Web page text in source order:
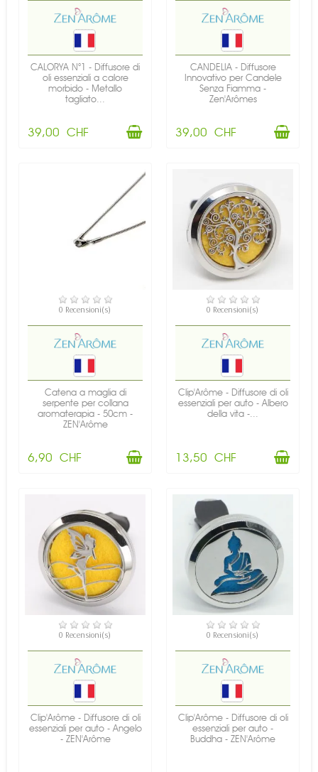
CALORYA N°1 - Diffusore di
oli essenziali a calore
morbido - Metallo
tagliato...
39,00 CHF
CANDELIA - Diffusore
Innovativo per Candele
Senza Fiamma -
Zen'Arômes
39,00 CHF
DISPONIBILE
0 Recensioni(s)
Catena a maglia di
serpente per collana
aromaterapia - 50cm -
ZEN'Arôme
6,90 CHF
DISPONIBILE
0 Recensioni(s)
Clip'Arôme - Diffusore di oli
essenziali per auto - Albero
della vita -...
13,50 CHF
DISPONIBILE
0 Recensioni(s)
Clip'Arôme - Diffusore di oli
essenziali per auto - Angelo
- ZEN'Arôme
DISPONIBILE
0 Recensioni(s)
Clip'Arôme - Diffusore di oli
essenziali per auto -
Buddha - ZEN'Arôme